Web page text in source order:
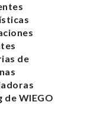
de
de WIEGO